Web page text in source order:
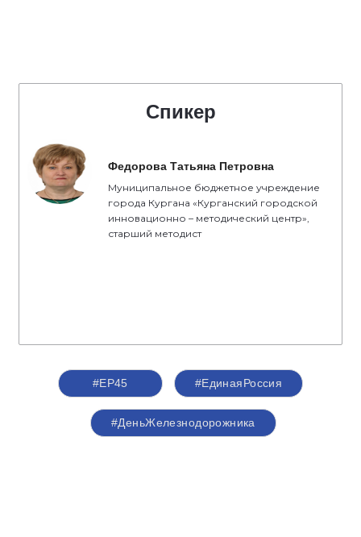
Спикер
Федорова Татьяна Петровна
Муниципальное бюджетное учреждение
города Кургана «Курганский городской
инновационно – методический центр»,
старший методист
#ЕР45 #ЕдинаяРоссия
#ДеньЖелезнодорожника